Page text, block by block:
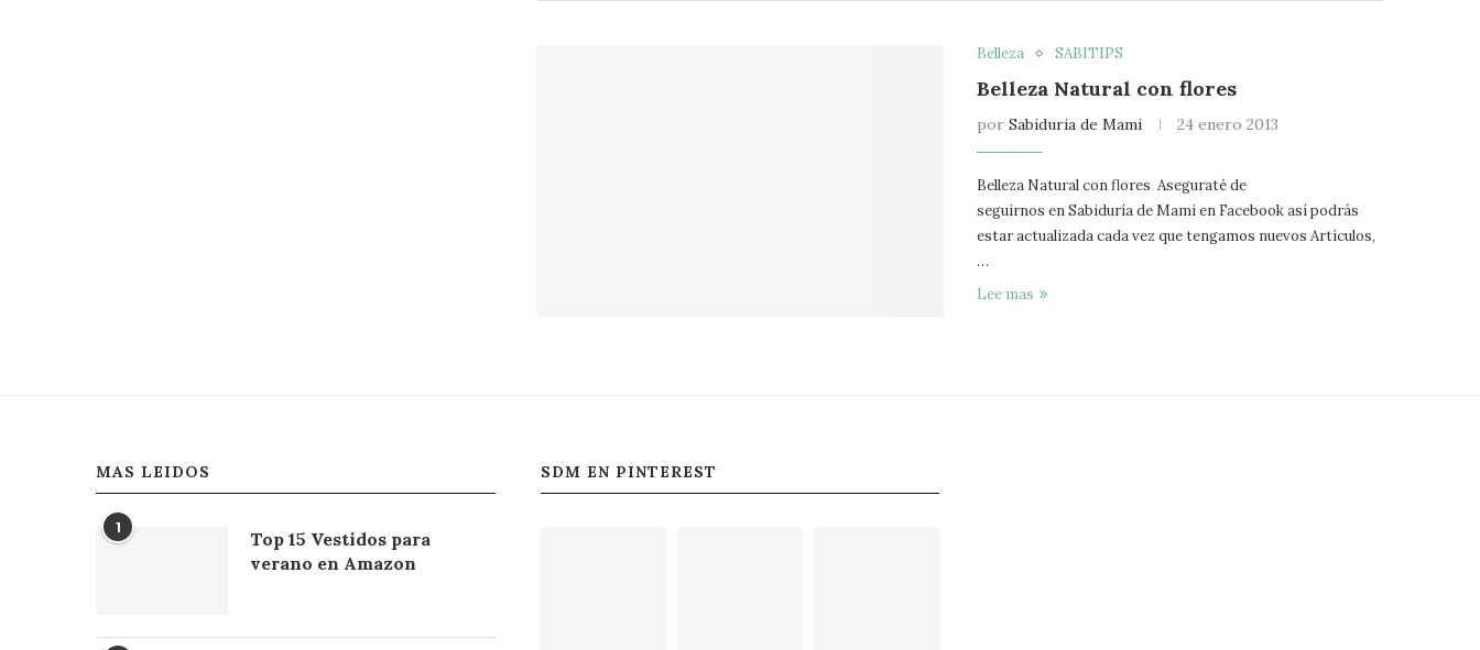
Belleza SABITIPS
Belleza Natural con flores
porSabiduria de Mami 24 enero 2013
Belleza Natural con flores Aseguraté de
seguirnos en Sabiduría de Mami en Facebook así podrás
estar actualizada cada vez que tengamos nuevos Artículos,
…
Lee mas
MAS LEIDOS
1
Top 15 Vestidos para
verano en Amazon
SDM EN PINTEREST